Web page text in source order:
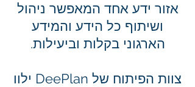
אזור ידע אחד המאפשר ניהול
ושיתוף כל הידע והמידע
הארגוני בקלות וביעילות.
צוות הפיתוח של DeePlan ילוו